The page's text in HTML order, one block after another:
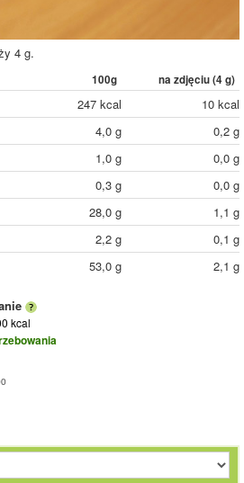
4 g.
100g na zdjęciu (4 g)
247 kcal
10 kcal
4,0 g
0,2 g
1,0 g 0,0 g
0,3 g
0,0 g
28,0 g 1,1 g
2,2 g
0,1 g
53,0 g 2,1 g
kcal